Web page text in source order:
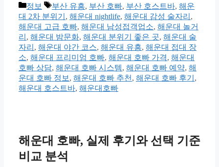
카
테
고
리
정보
태
그
부산 유흥, 부산 호빠, 부산 호스트바, 해운
대 2차 분위기 , 해운대 nightlife, 해운대 감성 술자리 ,
해운대 고급 호빠, 해운대 남성접객업소, 해운대 놀거
리 , 해운대 밤문화, 해운대 분위기 좋은 곳, 해운대 술
자리 , 해운대 야간 코스, 해운대 유흥, 해운대 접대 장
소, 해운대 프리미엄 호빠, 해운대 호빠 가격, 해운대
호빠 상담, 해운대 호빠 시스템, 해운대 호빠 예약, 해
운대 호빠 정보 , 해운대 호빠 추천 , 해운대 호빠 후기 ,
해운대 호스트바, 해운대호빠
해운대 호빠, 실제 후기와 선택 기준
비교 분석